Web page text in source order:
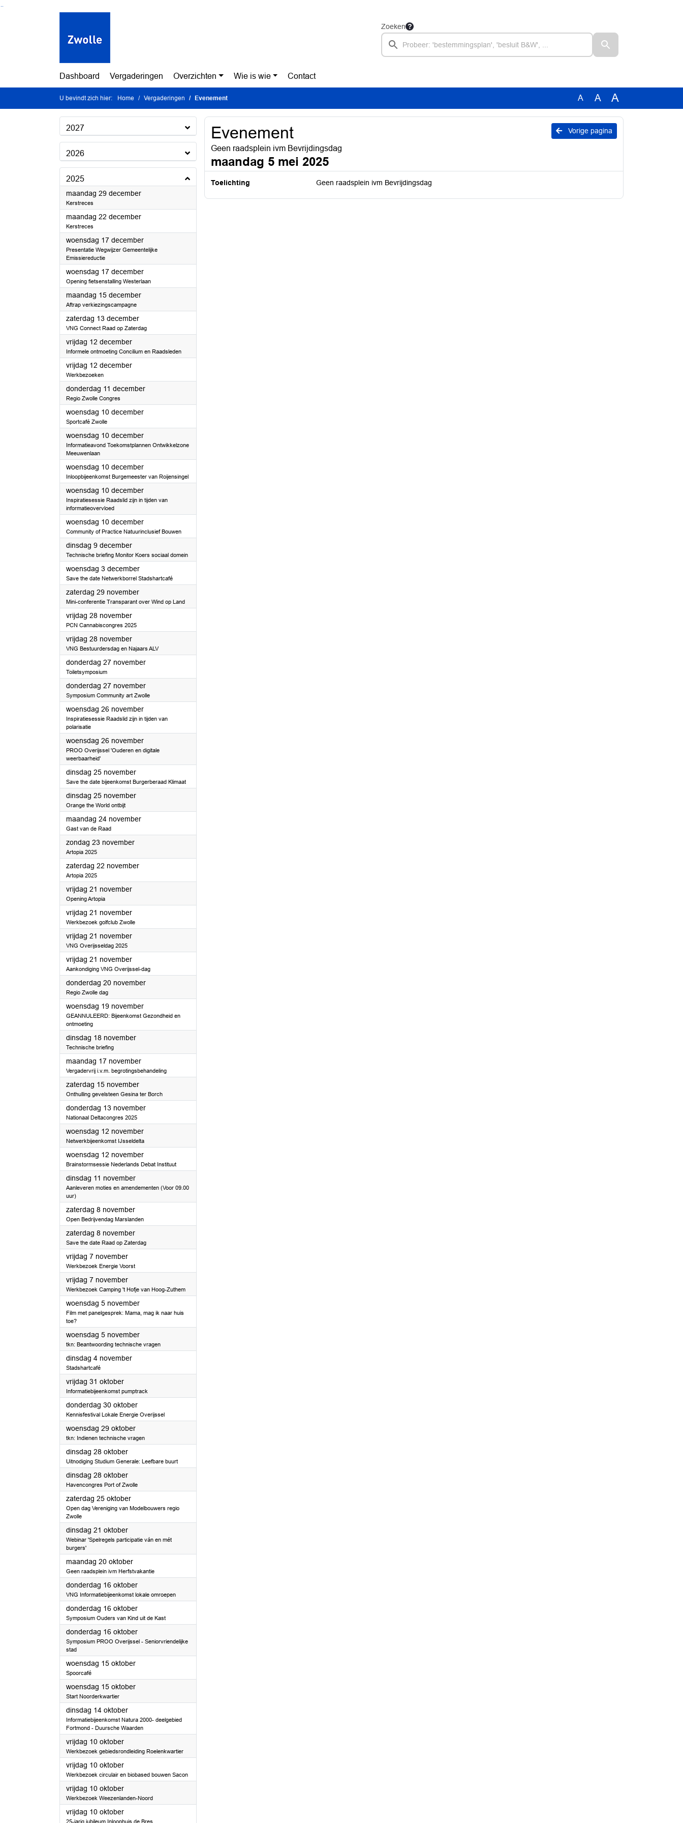
Ga naar de inhoud van deze pagina
Ga naar het zoeken
Ga naar het menu
Zoeken
Dashboard Vergaderingen Overzichten Wie is wie Contact
U bevindt zich hier: Home Vergaderingen Evenement A A A
2027
2026
2025
maandag 29 december2025
Kerstreces
maandag 22 december2025
Kerstreces
woensdag 17 december2025
Presentatie Wegwijzer Gemeentelijke
Emissiereductie
woensdag 17 december2025
Opening fietsenstalling Westerlaan
maandag 15 december2025
Aftrap verkiezingscampagne
zaterdag 13 december2025
VNG Connect Raad op Zaterdag
vrijdag 12 december2025
Informele ontmoeting Concilium en Raadsleden
vrijdag 12 december2025
Werkbezoeken
donderdag 11 december2025
Regio Zwolle Congres
woensdag 10 december2025
Sportcafé Zwolle
woensdag 10 december2025
Informatieavond Toekomstplannen Ontwikkelzone
Meeuwenlaan
woensdag 10 december2025
Inloopbijeenkomst Burgemeester van Roijensingel
woensdag 10 december2025
Inspiratiesessie Raadslid zijn in tijden van
informatieovervloed
woensdag 10 december2025
Community of Practice Natuurinclusief Bouwen
dinsdag 9 december2025
Technische briefing Monitor Koers sociaal domein
woensdag 3 december2025
Save the date Netwerkborrel Stadshartcafé
zaterdag 29 november2025
Mini-conferentie Transparant over Wind op Land
vrijdag 28 november2025
PCN Cannabiscongres 2025
vrijdag 28 november2025
VNG Bestuurdersdag en Najaars ALV
donderdag 27 november2025
Toiletsymposium
donderdag 27 november2025
Symposium Community art Zwolle
woensdag 26 november2025
Inspiratiesessie Raadslid zijn in tijden van
polarisatie
woensdag 26 november2025
PROO Overijssel 'Ouderen en digitale
weerbaarheid'
dinsdag 25 november2025
Save the date bijeenkomst Burgerberaad Klimaat
dinsdag 25 november2025
Orange the World ontbijt
maandag 24 november2025
Gast van de Raad
zondag 23 november2025
Artopia 2025
zaterdag 22 november2025
Artopia 2025
vrijdag 21 november2025
Opening Artopia
vrijdag 21 november2025
Werkbezoek golfclub Zwolle
vrijdag 21 november2025
VNG Overijsseldag 2025
vrijdag 21 november2025
Aankondiging VNG Overijssel-dag
donderdag 20 november2025
Regio Zwolle dag
woensdag 19 november2025
GEANNULEERD: Bijeenkomst Gezondheid en
ontmoeting
dinsdag 18 november2025
Technische briefing
maandag 17 november2025
Vergadervrij i.v.m. begrotingsbehandeling
zaterdag 15 november2025
Onthulling gevelsteen Gesina ter Borch
donderdag 13 november2025
Nationaal Deltacongres 2025
woensdag 12 november2025
Netwerkbijeenkomst IJsseldelta
woensdag 12 november2025
Brainstormsessie Nederlands Debat Instituut
dinsdag 11 november2025
Aanleveren moties en amendementen (Voor 09.00
uur)
zaterdag 8 november2025
Open Bedrijvendag Marslanden
zaterdag 8 november2025
Save the date Raad op Zaterdag
vrijdag 7 november2025
Werkbezoek Energie Voorst
vrijdag 7 november2025
Werkbezoek Camping 't Hofje van Hoog-Zuthem
woensdag 5 november2025
Film met panelgesprek: Mama, mag ik naar huis
toe?
woensdag 5 november2025
tkn: Beantwoording technische vragen
dinsdag 4 november2025
Stadshartcafé
vrijdag 31 oktober2025
Informatiebijeenkomst pumptrack
donderdag 30 oktober2025
Kennisfestival Lokale Energie Overijssel
woensdag 29 oktober2025
tkn: Indienen technische vragen
dinsdag 28 oktober2025
Uitnodiging Studium Generale: Leefbare buurt
dinsdag 28 oktober2025
Havencongres Port of Zwolle
zaterdag 25 oktober2025
Open dag Vereniging van Modelbouwers regio
Zwolle
dinsdag 21 oktober2025
Webinar 'Spelregels participatie ván en mét
burgers'
maandag 20 oktober2025
Geen raadsplein ivm Herfstvakantie
donderdag 16 oktober2025
VNG Informatiebijeenkomst lokale omroepen
donderdag 16 oktober2025
Symposium Ouders van Kind uit de Kast
donderdag 16 oktober2025
Symposium PROO Overijssel - Seniorvriendelijke
stad
woensdag 15 oktober2025
Spoorcafé
woensdag 15 oktober2025
Start Noorderkwartier
dinsdag 14 oktober2025
Informatiebijeenkomst Natura 2000- deelgebied
Fortmond - Duursche Waarden
vrijdag 10 oktober2025
Werkbezoek gebiedsrondleiding Roelenkwartier
vrijdag 10 oktober2025
Werkbezoek circulair en biobased bouwen Sacon
vrijdag 10 oktober2025
Werkbezoek Weezenlanden-Noord
vrijdag 10 oktober2025
25-jarig jubileum Inloophuis de Bres
Vorige pagina
Evenement
Geen raadsplein ivm Bevrijdingsdag
maandag 5 mei 2025
Toelichting Geen raadsplein ivm Bevrijdingsdag